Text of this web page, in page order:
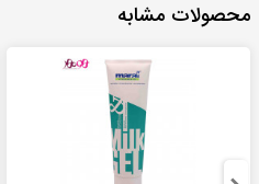
محصولات مشابه